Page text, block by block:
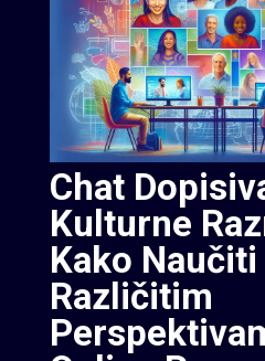
Chat
Kulturne
Kako Naučiti
Različitim